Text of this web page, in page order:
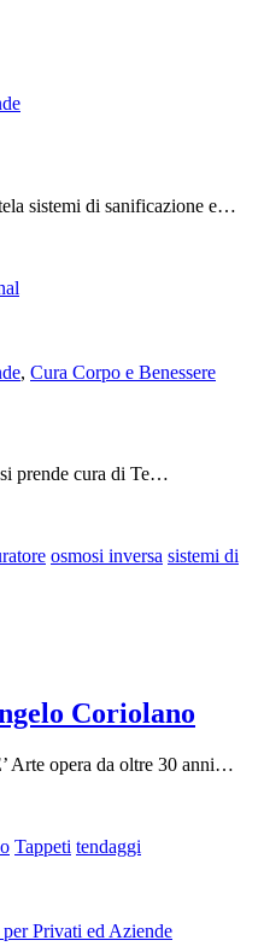
sistemi di sanificazione e…
, Cura Corpo e Benessere
prende cura di Te…
osmosi inversa sistemi di
Coriolano
Arte opera da oltre 30 anni…
Tappeti tendaggi
Privati ed Aziende